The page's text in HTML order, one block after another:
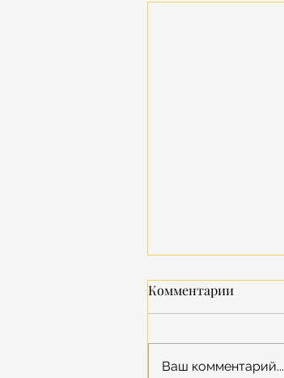
Комментарии
Ваш комментарий...